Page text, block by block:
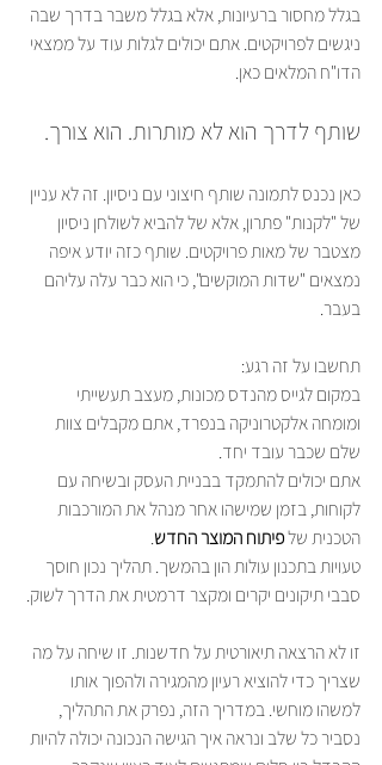
בגלל מחסור ברעיונות, אלא בגלל משבר בדרך שבה
ניגשים לפרויקטים. אתם יכולים לגלות עוד על ממצאי
הדו"ח המלאים כאן.
שותף לדרך הוא לא מותרות. הוא צורך.
כאן נכנס לתמונה שותף חיצוני עם ניסיון. זה לא עניין
של "לקנות" פתרון, אלא של להביא לשולחן ניסיון
מצטבר של מאות פרויקטים. שותף כזה יודע איפה
נמצאים "שדות המוקשים", כי הוא כבר עלה עליהם
בעבר.
במקום לגייס מהנדס מכונות, מעצב תעשייתי
ומומחה אלקטרוניקה בנפרד, אתם מקבלים צוות
אתם יכולים להתמקד בבניית העסק ובשיחה עם
לקוחות, בזמן שמישהו אחר מנהל את המורכבות
הטכנית של פיתוח המוצר החדש
טעויות בתכנון עולות הון בהמשך. תהליך נכון חוסך
סבבי תיקונים יקרים ומקצר דרמטית את הדרך לשוק.
זו לא הרצאה תיאורטית על חדשנות. זו שיחה על מה
שצריך כדי להוציא רעיון מהמגירה ולהפוך אותו
למשהו מוחשי. במדריך הזה, נפרק את התהליך,
נסביר כל שלב ונראה איך הגישה הנכונה יכולה להיות